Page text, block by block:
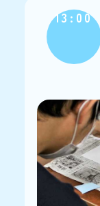
13:00